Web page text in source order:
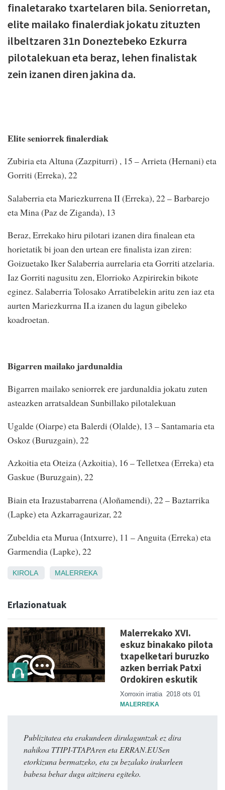
finaletarako txartelaren bila. Seniorretan,
elite mailako finalerdiak jokatu zituzten
ilbeltzaren 31n Doneztebeko Ezkurra
pilotalekuan eta beraz, lehen finalistak
zein izanen diren jakina da.
Elite seniorrek finalerdiak
Zubiria eta Altuna (Zazpiturri) , 15 – Arrieta (Hernani) eta
Gorriti (Erreka), 22
Salaberria eta Mariezkurrena II (Erreka), 22 – Barbarejo
eta Mina (Paz de Ziganda), 13
Beraz, Errekako hiru pilotari izanen dira finalean eta
horietatik bi joan den urtean ere finalista izan ziren:
Goizuetako Iker Salaberria aurrelaria eta Gorriti atzelaria.
Iaz Gorriti nagusitu zen, Elorrioko Azpirirekin bikote
eginez. Salaberria Tolosako Arratibelekin aritu zen iaz eta
aurten Mariezkurrna II.a izanen du lagun gibeleko
koadroetan.
Bigarren mailako jardunaldia
Bigarren mailako seniorrek ere jardunaldia jokatu zuten
asteazken arratsaldean Sunbillako pilotalekuan
Ugalde (Oiarpe) eta Balerdi (Olalde), 13 – Santamaria eta
Oskoz (Buruzgain), 22
Azkoitia eta Oteiza (Azkoitia), 16 – Telletxea (Erreka) eta
Gaskue (Buruzgain), 22
Biain eta Irazustabarrena (Aloñamendi), 22 – Baztarrika
(Lapke) eta Azkarragaurizar, 22
Zubeldia eta Murua (Intxurre), 11 – Anguita (Erreka) eta
Garmendia (Lapke), 22
KIROLA MALERREKA
Erlazionatuak
Malerrekako XVI.
eskuz binakako pilota
txapelketari buruzko
azken berriak Patxi
Ordokiren eskutik
Xorroxin irratia 2018 ots 01
MALERREKA
Publizitatea eta erakundeen dirulaguntzak ez dira
nahikoa TTIPI-TTAPAren eta ERRAN.EUSen
etorkizuna bermatzeko, eta zu bezalako irakurleen
babesa behar dugu aitzinera egiteko.